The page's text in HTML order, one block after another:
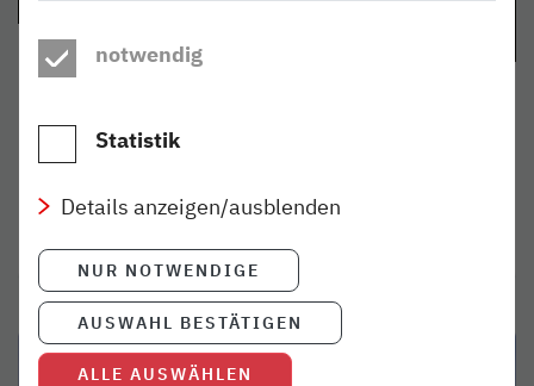
SO ISSES 17. NOV 2023
Vom Akku-Netz bis Weihnachtsmärkte – 20 Seiten,
weiterlesen
notwendig
Statistik
Details anzeigen/ausblenden
NUR NOTWENDIGE
AUSWAHL BESTÄTIGEN
ALLE AUSWÄHLEN